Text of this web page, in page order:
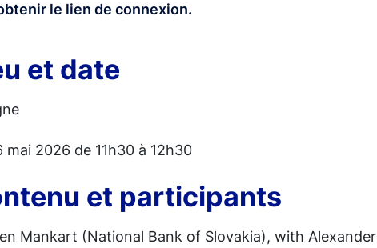
le lien de connexion.
et date
mai 2026 de 11h30 à 12h30
et participants
Mankart (National Bank of Slovakia), with